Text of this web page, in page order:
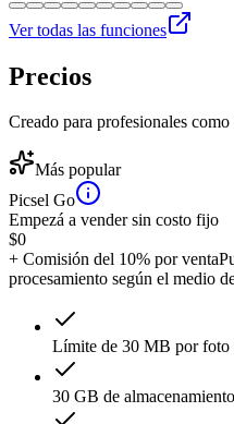
Ver todas las funciones
Precios
Creado para profesionales como
Más popular
Picsel Go
Empezá a vender sin costo fijo
$0
+ Comisión del 10% por venta
procesamiento según el medio
Límite de 30 MB por
30 GB de almacenamiento